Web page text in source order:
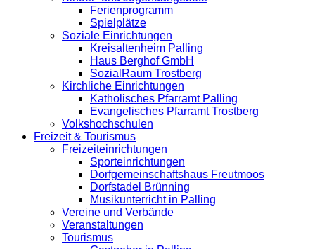
Ferienprogramm
Spielplätze
Soziale Einrichtungen
Kreisaltenheim Palling
Haus Berghof GmbH
SozialRaum Trostberg
Kirchliche Einrichtungen
Katholisches Pfarramt Palling
Evangelisches Pfarramt Trostberg
Volkshochschulen
Freizeit & Tourismus
Freizeiteinrichtungen
Sporteinrichtungen
Dorfgemeinschaftshaus Freutmoos
Dorfstadel Brünning
Musikunterricht in Palling
Vereine und Verbände
Veranstaltungen
Tourismus